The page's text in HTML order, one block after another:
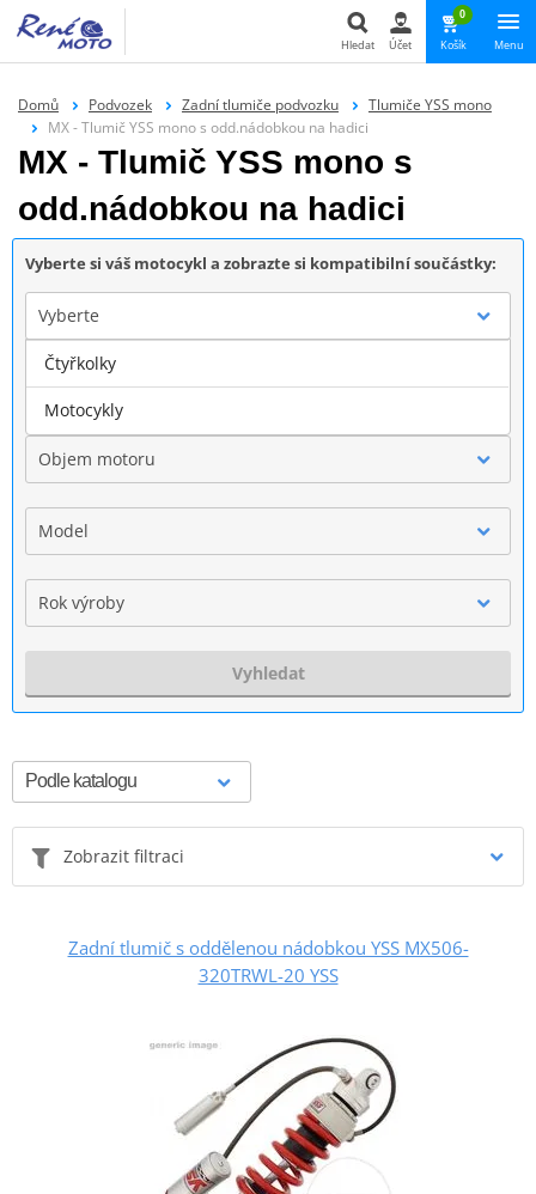
Hledat
Hledat Účet
0
Košík Menu
Domů Podvozek Zadní tlumiče podvozku
Tlumiče YSS mono
MX - Tlumič YSS mono s odd.nádobkou na hadici
MX - Tlumič YSS mono s
odd.nádobkou na hadici
Vyberte si váš motocykl a zobrazte si kompatibilní součástky:
Vyberte
Značka
Objem motoru
Model
Rok výroby
Vyhledat
Zobrazit filtraci
Zadní tlumič s oddělenou nádobkou YSS MX506-
320TRWL-20 YSS
Čtyřkolky
Motocykly